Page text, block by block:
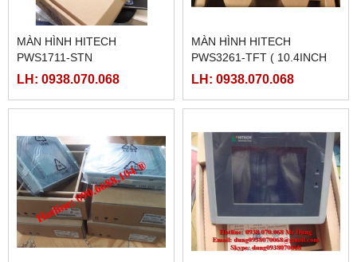
MÀN HÌNH HITECH
PWS1711-STN
LH: 0938.070.068
MÀN HÌNH HITECH
PWS3261-TFT ( 10.4INCH
MÀU)
LH: 0938.070.068